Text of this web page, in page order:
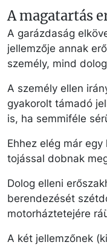
A magatartás
A garázdaság
jellemzője annak
személy, mind
A személy ellen
gyakorolt támadó
is, ha semmiféle
Ehhez elég már
tojással dobnak
Dolog elleni
berendezését
motorháztetejére
A két jellemzőnek